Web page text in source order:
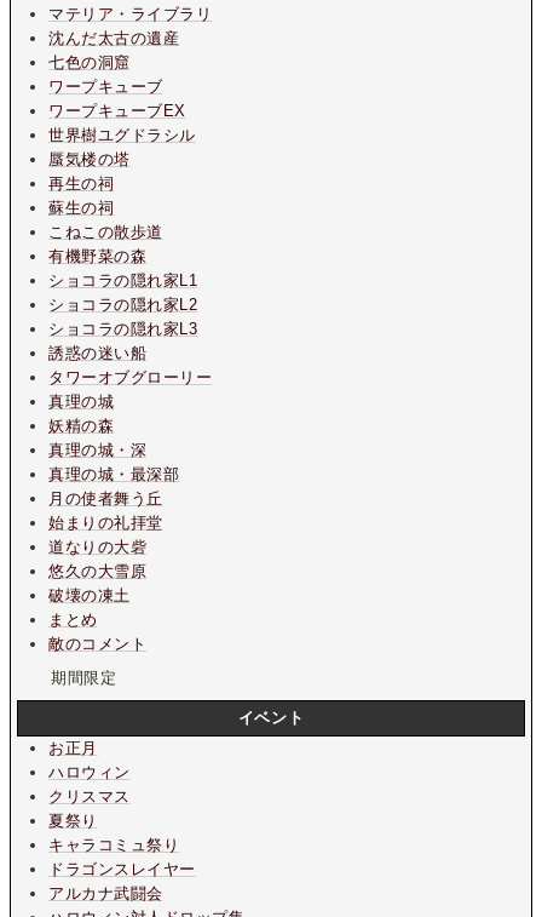
マテリア・ライブラリ
沈んだ太古の遺産
七色の洞窟
ワープキューブ
ワープキューブEX
世界樹ユグドラシル
蜃気楼の塔
再生の祠
蘇生の祠
こねこの散歩道
有機野菜の森
ショコラの隠れ家L1
ショコラの隠れ家L2
ショコラの隠れ家L3
誘惑の迷い船
タワーオブグローリー
真理の城
妖精の森
真理の城・深
真理の城・最深部
月の使者舞う丘
始まりの礼拝堂
道なりの大砦
悠久の大雪原
破壊の凍土
まとめ
敵のコメント
期間限定
イベント
お正月
ハロウィン
クリスマス
夏祭り
キャラコミュ祭り
ドラゴンスレイヤー
アルカナ武闘会